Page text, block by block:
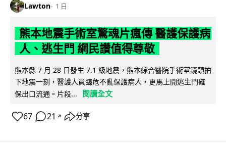
Lawton 1 日
熊本地震手術室驚魂片瘋傳 醫護保護病
人、逃生門 網民讚值得尊敬
熊本縣 7 月 28 日發生 7.1 級地震，熊本綜合醫院手術室鏡頭拍
下地震一刻，醫護人員臨危不亂保護病人，更馬上開逃生門確
保出口流通。片段...
閱讀全文
67 21 ↗ 分享